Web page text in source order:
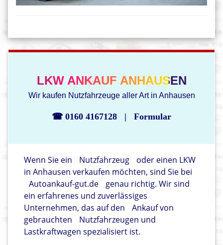
LKW ANKAUF ANHAUSEN
Wir kaufen Nutzfahrzeuge aller Art in Anhausen
☎ 0160 4167128 | Formular
Wenn Sie ein Nutzfahrzeug
oder einen LKW
in Anhausen verkaufen möchten, sind Sie bei
Autoankauf-gut.de
genau richtig. Wir sind
ein erfahrenes und zuverlässiges
Unternehmen, das auf den
Ankauf von
gebrauchten
Nutzfahrzeugen und
Lastkraftwagen spezialisiert ist.